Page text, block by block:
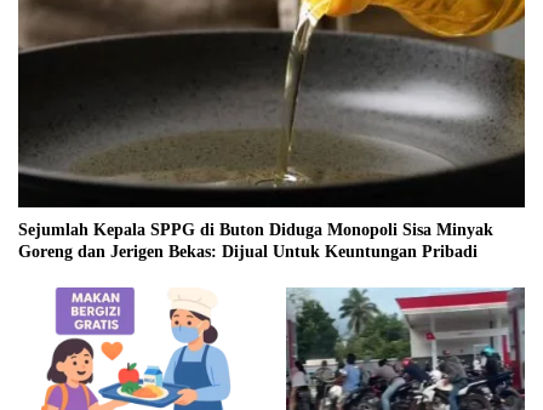
Sejumlah Kepala SPPG di Buton Diduga Monopoli Sisa Minyak
Goreng dan Jerigen Bekas: Dijual Untuk Keuntungan Pribadi